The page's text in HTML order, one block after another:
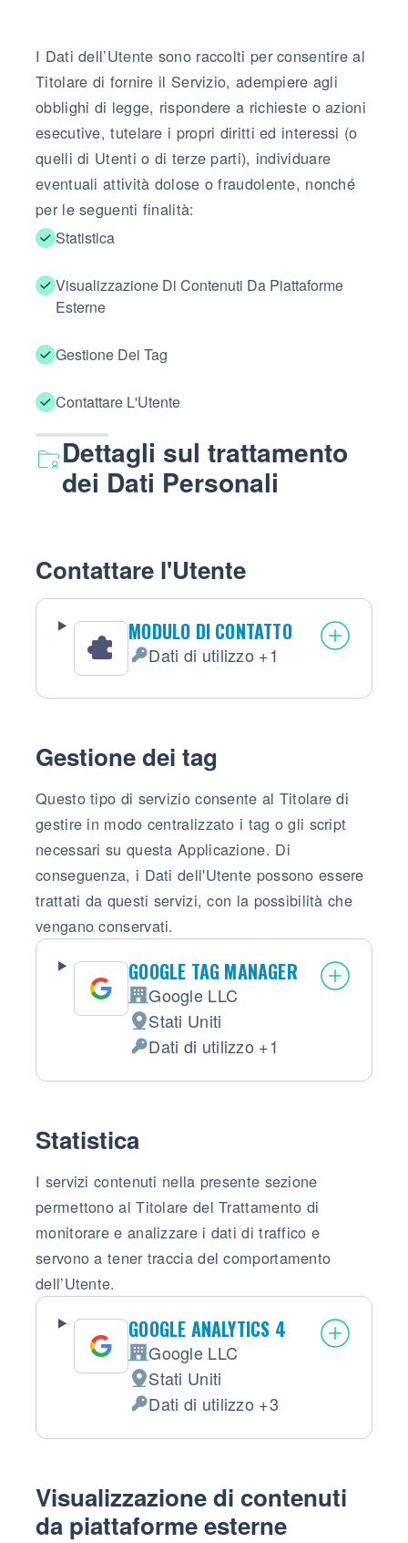
I Dati dell’Utente sono raccolti per consentire al
Titolare di fornire il Servizio, adempiere agli
obblighi di legge, rispondere a richieste o azioni
esecutive, tutelare i propri diritti ed interessi (o
quelli di Utenti o di terze parti), individuare
eventuali attività dolose o fraudolente, nonché
per le seguenti finalità:
Statistica
Visualizzazione Di Contenuti Da Piattaforme
Esterne
Gestione Dei Tag
Contattare L'Utente
Dettagli sul trattamento
dei Dati Personali
Contattare l'Utente
MODULO DI CONTATTO
Dati Personali trattati:
Dati di utilizzo +1
Gestione dei tag
Questo tipo di servizio consente al Titolare di
gestire in modo centralizzato i tag o gli script
necessari su questa Applicazione. Di
conseguenza, i Dati dell'Utente possono essere
trattati da questi servizi, con la possibilità che
vengano conservati.
GOOGLE TAG MANAGER
Azienda:
Google LLC
Luogo del trattamento:
Stati Uniti
Dati Personali trattati:
Dati di utilizzo +1
Statistica
I servizi contenuti nella presente sezione
permettono al Titolare del Trattamento di
monitorare e analizzare i dati di traffico e
servono a tener traccia del comportamento
dell’Utente.
GOOGLE ANALYTICS 4
Azienda:
Google LLC
Luogo del trattamento:
Stati Uniti
Dati Personali trattati:
Dati di utilizzo +3
Visualizzazione di contenuti
da piattaforme esterne